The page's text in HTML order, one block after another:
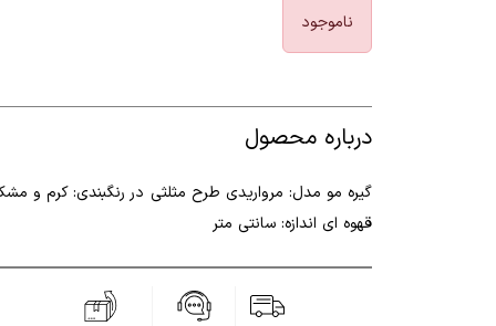
ناموجود
درباره محصول
گیره مو مدل: مرواریدی طرح مثلثی در رنگبندی: کرم و
قهوه ای اندازه: سانتی متر